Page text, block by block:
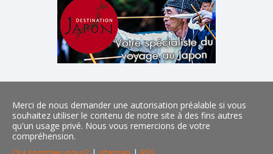
Merci de nous demander une autorisation préalable si vous
souhaitez utiliser le contenu de notre site à des fins autres
qu'un usage privé. Nous vous remercions de votre
compréhension.